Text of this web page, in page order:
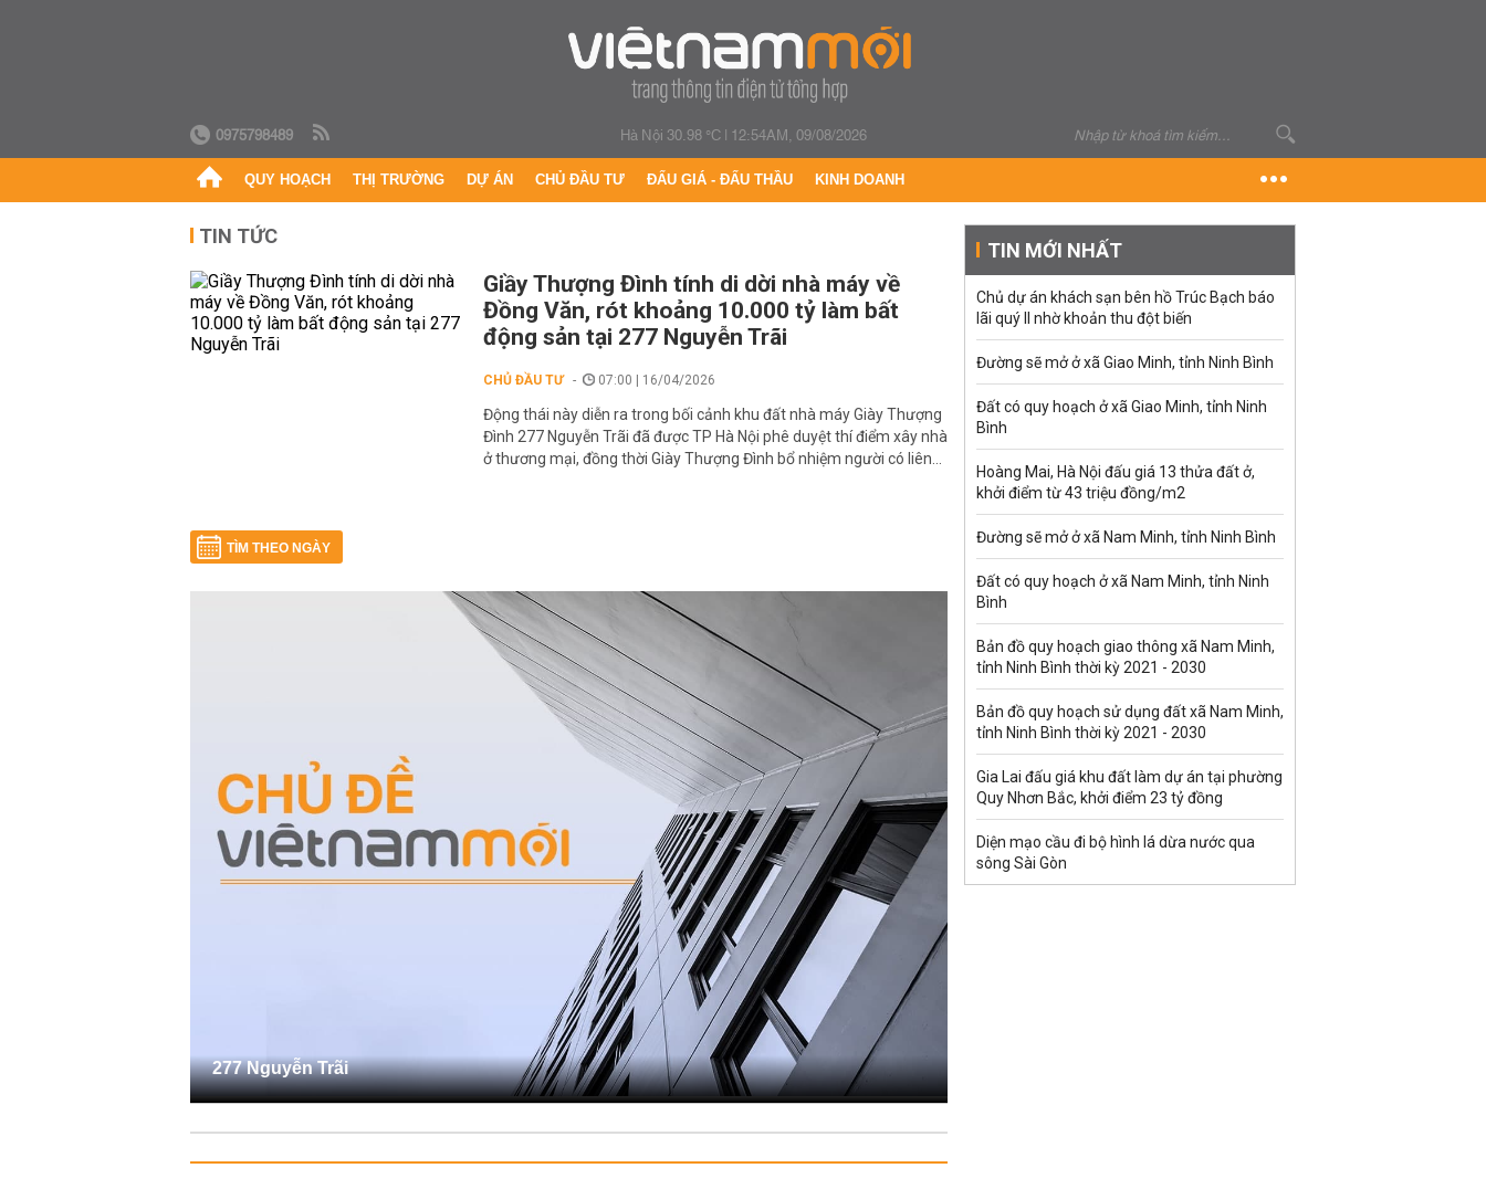
0975798489 Hà Nội 30.98 °C| 12:54AM, 09/08/2026
QUY HOẠCH THỊ TRƯỜNG DỰ ÁN CHỦ ĐẦU TƯ ĐẤU GIÁ - ĐẤU THẦU KINH DOANH
TIN TỨC
Giầy Thượng Đình tính di dời nhà máy về
Đồng Văn, rót khoảng 10.000 tỷ làm bất
động sản tại 277 Nguyễn Trãi
CHỦ ĐẦU TƯ 07:00 | 16/04/2026
Động thái này diễn ra trong bối cảnh khu đất nhà máy Giày Thượng
Đình 277 Nguyễn Trãi đã được TP Hà Nội phê duyệt thí điểm xây nhà
ở thương mại, đồng thời Giày Thượng Đình bổ nhiệm người có liên...
TÌM THEO NGÀY
277 Nguyễn Trãi
TIN MỚI NHẤT
Chủ dự án khách sạn bên hồ Trúc Bạch báo
lãi quý II nhờ khoản thu đột biến
Đường sẽ mở ở xã Giao Minh, tỉnh Ninh Bình
Đất có quy hoạch ở xã Giao Minh, tỉnh Ninh
Bình
Hoàng Mai, Hà Nội đấu giá 13 thửa đất ở,
khởi điểm từ 43 triệu đồng/m2
Đường sẽ mở ở xã Nam Minh, tỉnh Ninh Bình
Đất có quy hoạch ở xã Nam Minh, tỉnh Ninh
Bình
Bản đồ quy hoạch giao thông xã Nam Minh,
tỉnh Ninh Bình thời kỳ 2021 - 2030
Bản đồ quy hoạch sử dụng đất xã Nam Minh,
tỉnh Ninh Bình thời kỳ 2021 - 2030
Gia Lai đấu giá khu đất làm dự án tại phường
Quy Nhơn Bắc, khởi điểm 23 tỷ đồng
Diện mạo cầu đi bộ hình lá dừa nước qua
sông Sài Gòn